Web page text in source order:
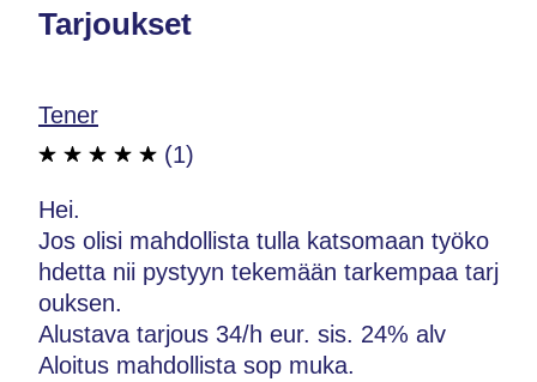
Tarjoukset
Tener
(1)
Hei.
Jos olisi mahdollista tulla katsomaan työko
hdetta nii pystyyn tekemään tarkempaa tarj
ouksen.
Alustava tarjous 34/h eur. sis. 24% alv
Aloitus mahdollista sop muka.